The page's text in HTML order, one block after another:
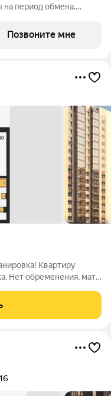
на период обмена.
2-комн. студия с
Позвоните мне
Квартиру
Нет обременения, мат